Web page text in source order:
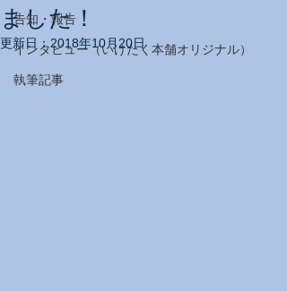
告知・報告
インタビュー（いけたく本舗オリジナル）
執筆記事
ました！
更新日：2018年10月20日